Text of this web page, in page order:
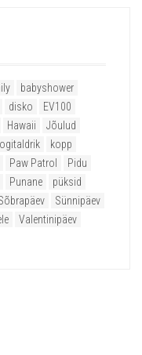
babyshower
disko
EV100
Hawaii
Jõulud
kopp
Paw Patrol
Pidu
Punane
püksid
Sünnipäev
Valentinipäev